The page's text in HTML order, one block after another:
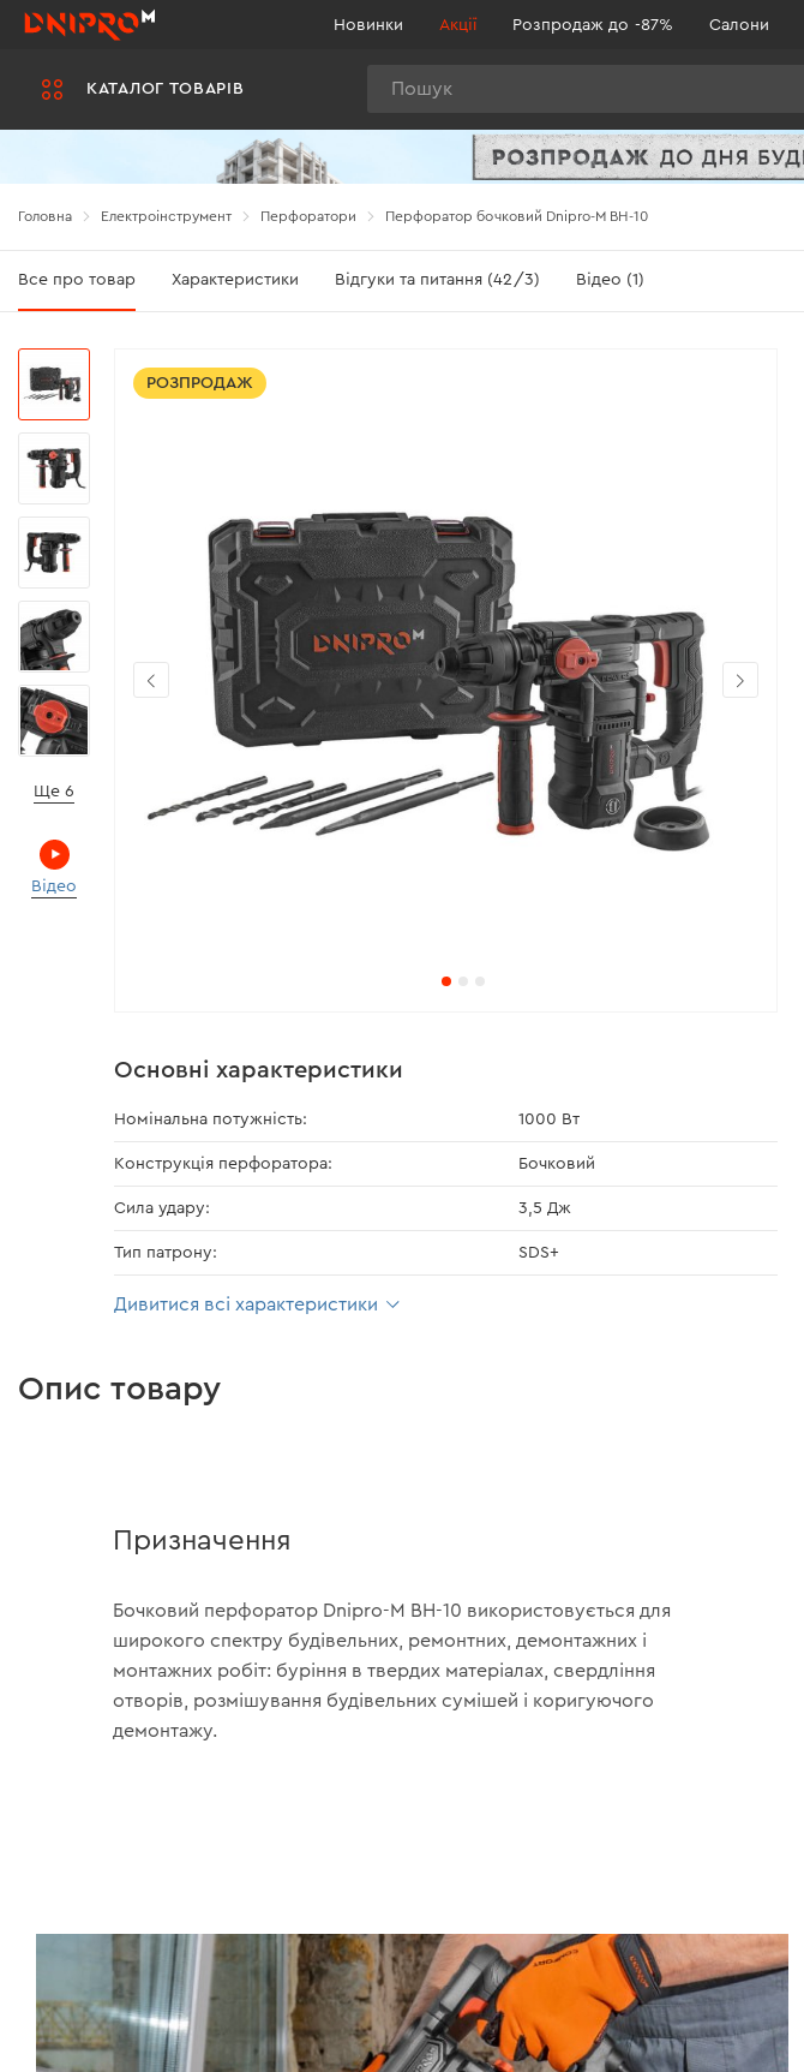
КАТАЛОГ ТОВАРІВ
Новинки Акції Розпродаж до -87% Салони
Головна Електроінструмент Перфоратори Перфоратор бочковий Dnipro-M BH-10
Все про товар Характеристики Відгуки та питання (42/3) Відео (1)
Ще 6
Відео
РОЗПРОДАЖ
Основні характеристики
Номінальна потужність: 1000 Вт
Конструкція перфоратора: Бочковий
Сила удару: 3,5 Дж
Тип патрону: SDS+
Дивитися всі характеристики
Опис товару
Призначення
Бочковий перфоратор Dnipro-M ВН-10 використовується для
широкого спектру будівельних, ремонтних, демонтажних і
монтажних робіт: буріння в твердих матеріалах, свердління
отворів, розмішування будівельних сумішей і коригуючого
демонтажу.